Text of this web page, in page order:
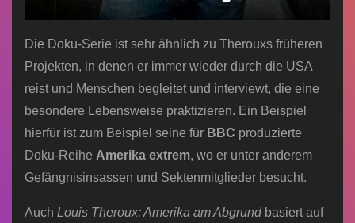
Die Doku-Serie ist sehr ähnlich zu Therouxs früheren
Projekten, in denen er immer wieder durch die USA
reist und Menschen begleitet und interviewt, die eine
besondere Lebensweise praktizieren. Ein Beispiel
hierfür ist zum Beispiel seine für BBC produzierte
Doku-Reihe Amerika extrem, wo er unter anderem
Gefängnisinsassen und Sektenmitglieder besucht.
Auch Louis Theroux: Amerika am Abgrundbasiert auf